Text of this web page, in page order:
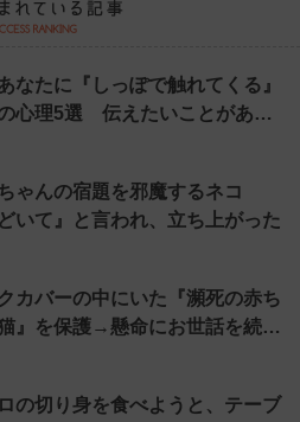
なたに『しっぽで触れてくる』
心理5選 伝えたいことがあ…
ゃんの宿題を邪魔するネコ
いて』と言われ、立ち上がった
カバーの中にいた『瀕死の赤ち
』を保護→懸命にお世話を続…
の切り身を食べようと、テーブ